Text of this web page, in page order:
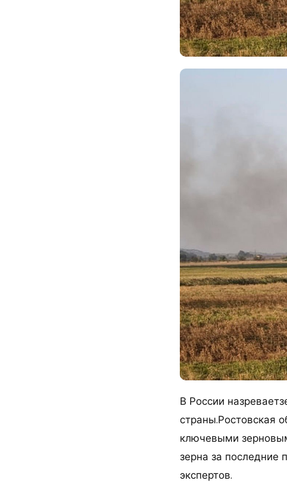
В России
страны.Ростовская
ключевыми
зерна за последние
экспертов.